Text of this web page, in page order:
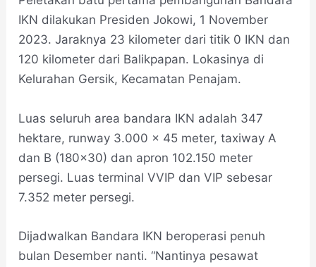
IKN dilakukan Presiden Jokowi, 1 November
2023. Jaraknya 23 kilometer dari titik 0 IKN dan
120 kilometer dari Balikpapan. Lokasinya di
Kelurahan Gersik, Kecamatan Penajam.
Luas seluruh area bandara IKN adalah 347
hektare, runway 3.000 x 45 meter, taxiway A
dan B (180×30) dan apron 102.150 meter
persegi. Luas terminal VVIP dan VIP sebesar
7.352 meter persegi.
Dijadwalkan Bandara IKN beroperasi penuh
bulan Desember nanti. “Nantinya pesawat